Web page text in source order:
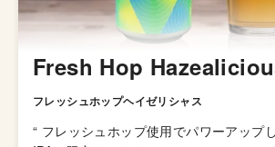
Fresh Hop
フレッシュホップヘイゼリシャス
“ フレッシュホップ使用でパワーアップ